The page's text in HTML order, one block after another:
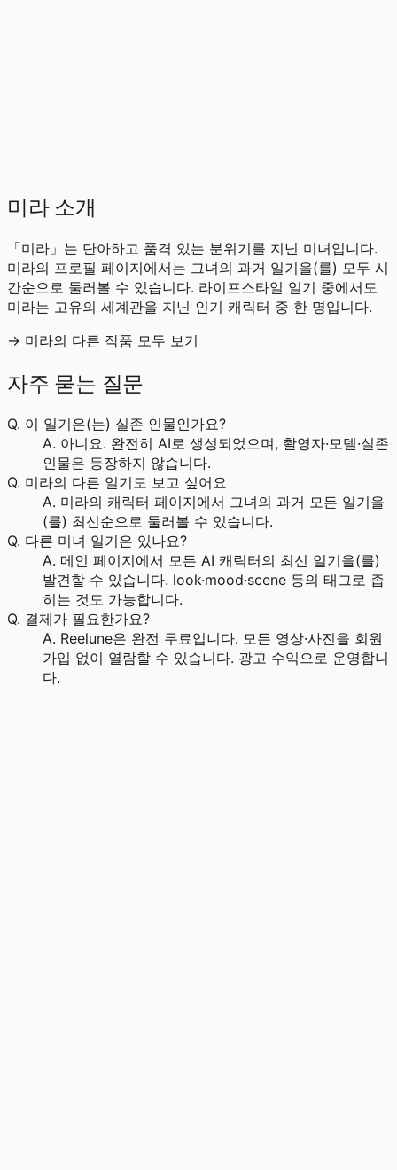
미라 소개
「미라」는 단아하고 품격 있는 분위기를 지닌 미녀입니다.
미라의 프로필 페이지에서는 그녀의 과거 일기을(를) 모두 시
간순으로 둘러볼 수 있습니다. 라이프스타일 일기 중에서도
미라는 고유의 세계관을 지닌 인기 캐릭터 중 한 명입니다.
→ 미라의 다른 작품 모두 보기
자주 묻는 질문
Q. 이 일기은(는) 실존 인물인가요?
A. 아니요. 완전히 AI로 생성되었으며, 촬영자·모델·실존
인물은 등장하지 않습니다.
Q. 미라의 다른 일기도 보고 싶어요
A. 미라의 캐릭터 페이지에서 그녀의 과거 모든 일기을
(를) 최신순으로 둘러볼 수 있습니다.
Q. 다른 미녀 일기은 있나요?
A. 메인 페이지에서 모든 AI 캐릭터의 최신 일기을(를)
발견할 수 있습니다. look·mood·scene 등의 태그로 좁
히는 것도 가능합니다.
Q. 결제가 필요한가요?
A. Reelune은 완전 무료입니다. 모든 영상·사진을 회원
가입 없이 열람할 수 있습니다. 광고 수익으로 운영합니
다.